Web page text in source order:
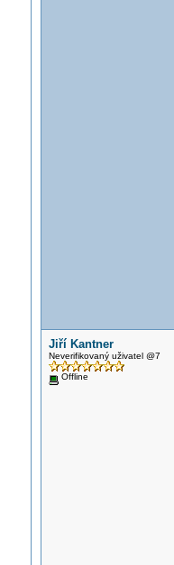
Jiří Kantner
Neverifikovaný uživatel @7
Offline